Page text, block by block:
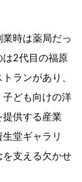
時は薬局だっ
は2代目の福原
ランがあり、
ども向けの洋
供する産業
堂ギャラリ
支える欠かせ